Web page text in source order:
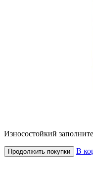
Износостойкий
Продолжить покупки В